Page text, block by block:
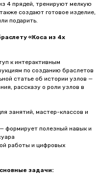
4 прядей, тренируют мелкую
создают готовое изделие,
подарить.
«Коса из 4х
к интерактивным
по созданию браслетов
статье об истории узлов —
рассказу о роли узлов в
занятий, мастер-классов и
формирует полезный навык и
работы и цифровых
задачи: